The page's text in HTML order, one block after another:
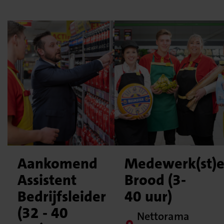
Aankomend
Assistent
Bedrijfsleider
(32 - 40
Brood (3-
40 uur)
Nettorama